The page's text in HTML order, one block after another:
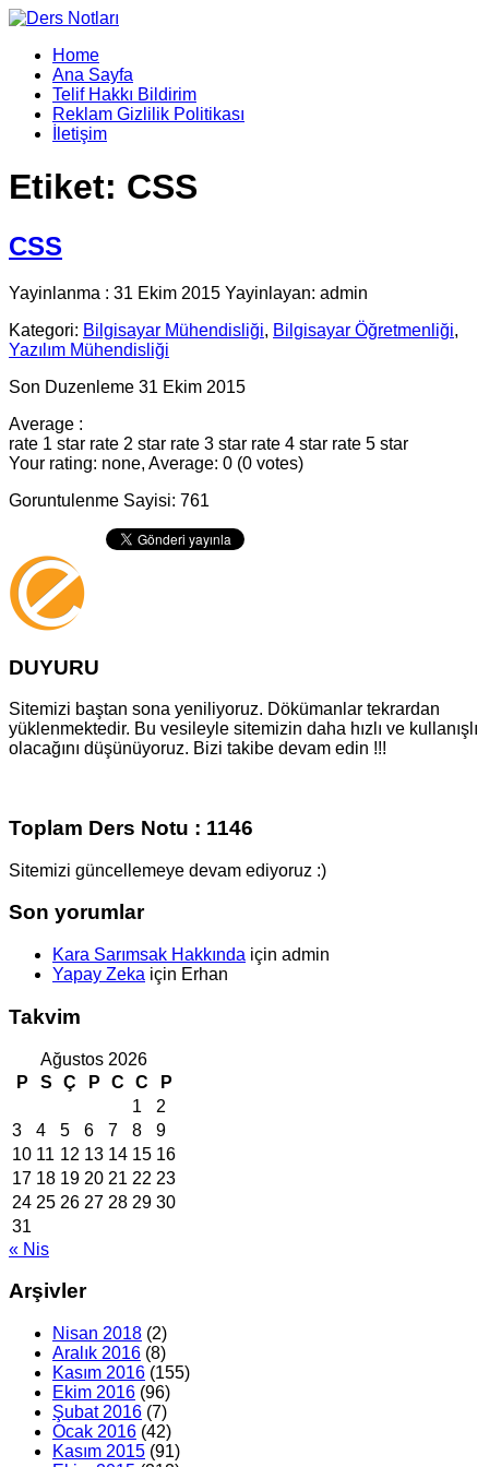
Home
Ana Sayfa
Telif Hakkı Bildirim
Reklam Gizlilik Politikası
İletişim
Etiket: CSS
CSS
Yayinlanma : 31 Ekim 2015 Yayinlayan: admin
Kategori: Bilgisayar Mühendisliği, Bilgisayar Öğretmenliği,
Yazılım Mühendisliği
Son Duzenleme 31 Ekim 2015
Average :
rate 1 star rate 2 star rate 3 star rate 4 star rate 5 star
Your rating: none, Average: 0 (0 votes)
Goruntulenme Sayisi: 761
DUYURU
Sitemizi baştan sona yeniliyoruz. Dökümanlar tekrardan
yüklenmektedir. Bu vesileyle sitemizin daha hızlı ve kullanışlı
olacağını düşünüyoruz. Bizi takibe devam edin !!!
Toplam Ders Notu : 1146
Sitemizi güncellemeye devam ediyoruz :)
Son yorumlar
Kara Sarımsak Hakkında için admin
Yapay Zeka için Erhan
Takvim
Ağustos 2026
P
S Ç P C C
P
1
2
3
4 5 6 7 8
9
10 11 12 13 14 15 16
17 18 19 20 21 22 23
24 25 26 27 28 29 30
31
« Nis
Arşivler
Nisan 2018 (2)
Aralık 2016 (8)
Kasım 2016 (155)
Ekim 2016 (96)
Şubat 2016 (7)
Ocak 2016 (42)
Kasım 2015 (91)